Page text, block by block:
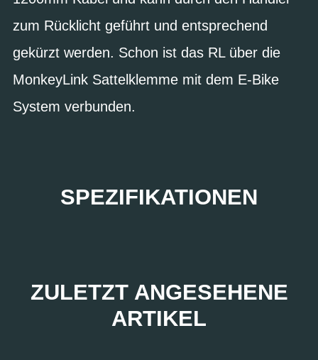
zum Rücklicht geführt und entsprechend
gekürzt werden. Schon ist das RL über die
MonkeyLink Sattelklemme mit dem E-Bike
System verbunden.
SPEZIFIKATIONEN
ZULETZT ANGESEHENE
ARTIKEL